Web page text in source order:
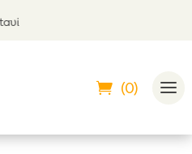
(0)